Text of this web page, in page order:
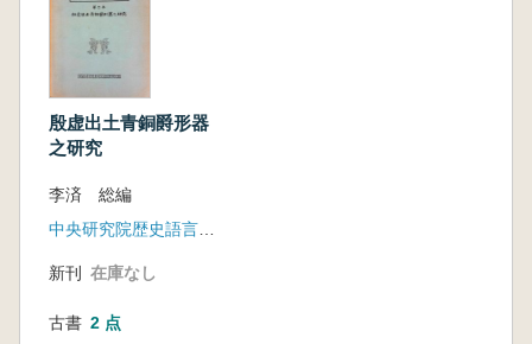
殷虚出土青銅爵形器
之研究
李済 総編
新刊 在庫なし
古書 2 点